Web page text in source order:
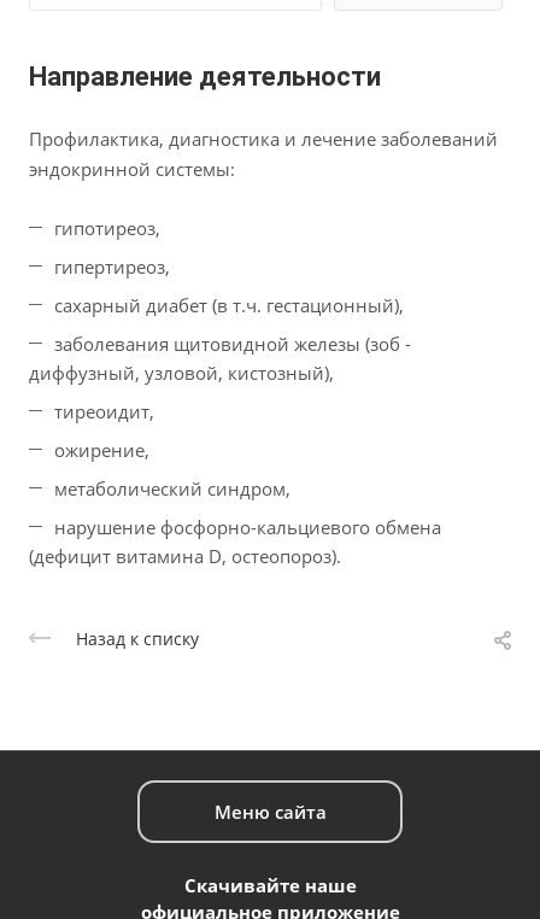
Направление деятельности
Профилактика, диагностика и лечение заболеваний
эндокринной системы:
гипотиреоз,
гипертиреоз,
сахарный диабет (в т.ч. гестационный),
заболевания щитовидной железы (зоб -
диффузный, узловой, кистозный),
тиреоидит,
ожирение,
метаболический синдром,
нарушение фосфорно-кальциевого обмена
(дефицит витамина D, остеопороз).
Назад к списку
Меню сайта
Скачивайте наше
официальное приложение